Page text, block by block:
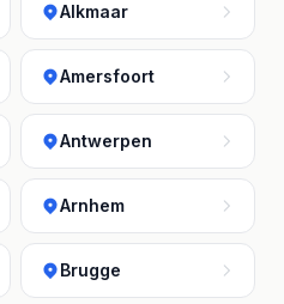
Alkmaar
Amersfoort
Antwerpen
Arnhem
Brugge